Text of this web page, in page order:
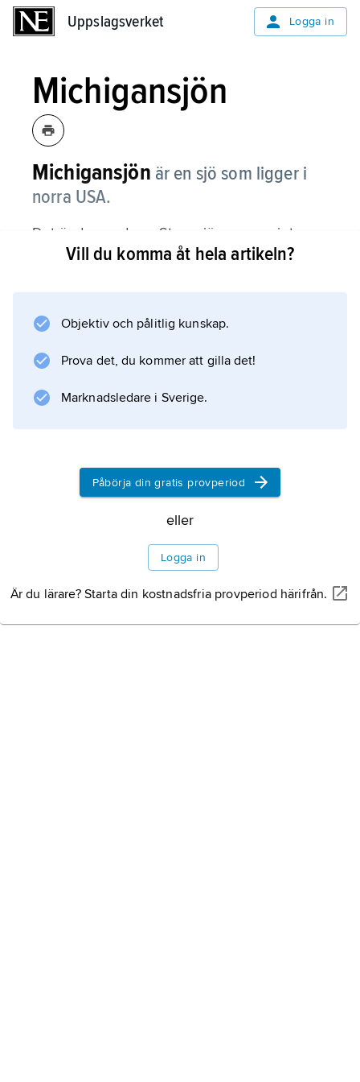
Uppslagsverket Logga in
Michigansjön
Michigansjön är en sjö som ligger i
norra USA.
Det är den enda av Stora sjöarna som inte
delvis ligger i Kanada, och den hänger ihop
Mississippifloden.
Information om artikeln
Vill du komma åt hela artikeln?
Objektiv och pålitlig kunskap.
Prova det, du kommer att gilla det!
Marknadsledare i Sverige.
Påbörja din gratis provperiod
eller
Logga in
Är du lärare? Starta din kostnadsfria provperiod härifrån.